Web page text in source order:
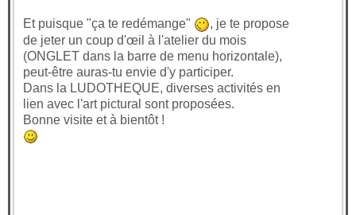
Et puisque "ça te redémange"
, je te propose
de jeter un coup d'œil à l'atelier du mois
(ONGLET dans la barre de menu horizontale),
peut-être auras-tu envie d'y participer.
Dans la LUDOTHEQUE, diverses activités en
lien avec l'art pictural sont proposées.
Bonne visite et à bientôt !